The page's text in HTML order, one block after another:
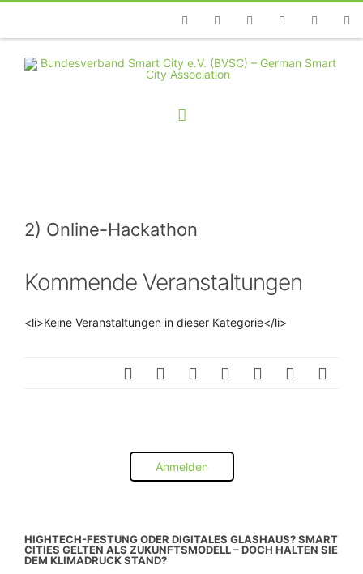
TelefonFacebookTwitterYoutubeInstagramLinkedin
2) Online-Hackathon
Kommende Veranstaltungen
<li>Keine Veranstaltungen in dieser Kategorie</li>
Anmelden
HIGHTECH-FESTUNG ODER DIGITALES GLASHAUS? SMART
CITIES GELTEN ALS ZUKUNFTSMODELL – DOCH HALTEN SIE
DEM KLIMADRUCK STAND?